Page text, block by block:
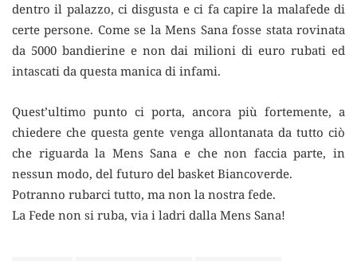
dentro il palazzo, ci disgusta e ci fa capire la malafede di
certe persone. Come se la Mens Sana fosse stata rovinata
da 5000 bandierine e non dai milioni di euro rubati ed
intascati da questa manica di infami.
Quest’ultimo punto ci porta, ancora più fortemente, a
chiedere che questa gente venga allontanata da tutto ciò
che riguarda la Mens Sana e che non faccia parte, in
nessun modo, del futuro del basket Biancoverde.
Potranno rubarci tutto, ma non la nostra fede.
La Fede non si ruba, via i ladri dalla Mens Sana!